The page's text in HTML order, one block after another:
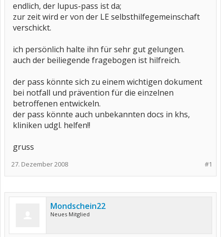
endlich, der lupus-pass ist da;
zur zeit wird er von der LE selbsthilfegemeinschaft
verschickt.
ich persönlich halte ihn für sehr gut gelungen.
auch der beiliegende fragebogen ist hilfreich.
der pass könnte sich zu einem wichtigen dokument
bei notfall und prävention für die einzelnen
betroffenen entwickeln.
der pass könnte auch unbekannten docs in khs,
kliniken udgl. helfen!!
gruss
#1
27. Dezember 2008
Mondschein22
Neues Mitglied